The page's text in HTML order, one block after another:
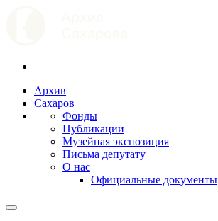
Архив
Сахаров
Фонды
Публикации
Музейная экспозиция
Письма депутату
О нас
Официальные документы